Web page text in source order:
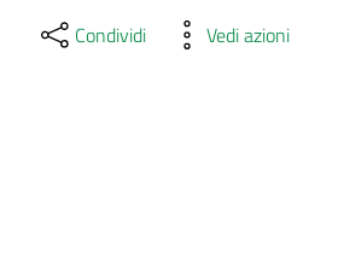
Condividi Vedi azioni